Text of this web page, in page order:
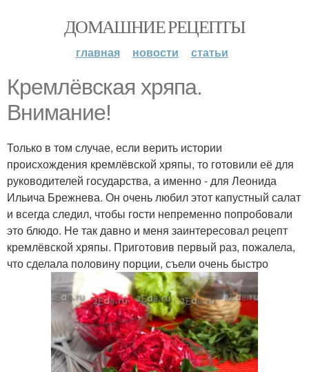
ДОМАШНИЕ РЕЦЕПТЫ
главная новости статьи
Кремлёвская хряпа.
Внимание!
Только в том случае, если верить истории
происхождения кремлёвской хряпы, то готовили её для
руководителей государства, а именно - для Леонида
Ильича Брежнева. Он очень любил этот капустный салат
и всегда следил, чтобы гости непременно попробовали
это блюдо. Не так давно и меня заинтересовал рецепт
кремлёвской хряпы. Приготовив первый раз, пожалела,
что сделала половину порции, съели очень быстро